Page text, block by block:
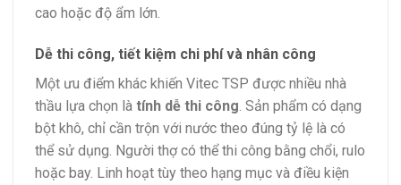
cao hoặc độ ẩm lớn.
Dễ thi công, tiết kiệm chi phí và nhân công
Một ưu điểm khác khiến Vitec TSP được nhiều nhà
thầu lựa chọn là tính dễ thi công . Sản phẩm có dạng
bột khô, chỉ cần trộn với nước theo đúng tỷ lệ là có
thể sử dụng. Người thợ có thể thi công bằng chổi, rulo
hoặc bay. Linh hoạt tùy theo hạng mục và điều kiện